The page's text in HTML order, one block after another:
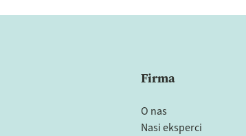
Firma
O nas
Nasi eksperci